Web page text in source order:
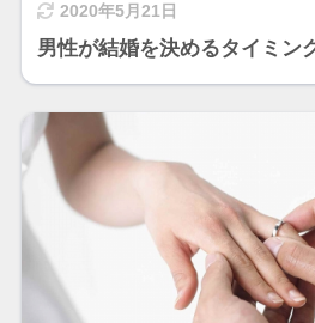
2020年5月21日
男性が結婚を決めるタイミン